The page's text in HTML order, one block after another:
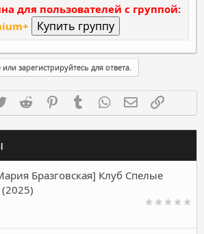
для пользователей с группой:
зарегистрируйтесь для ответа.
Twitter Reddit PinterestTumblr WhatsAppЭлектронная
Бразговская] Клуб Спелые